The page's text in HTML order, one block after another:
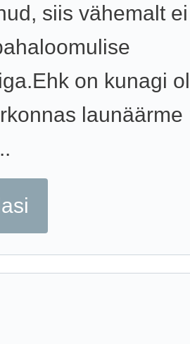
siis vähemalt
on kunagi
launäärme